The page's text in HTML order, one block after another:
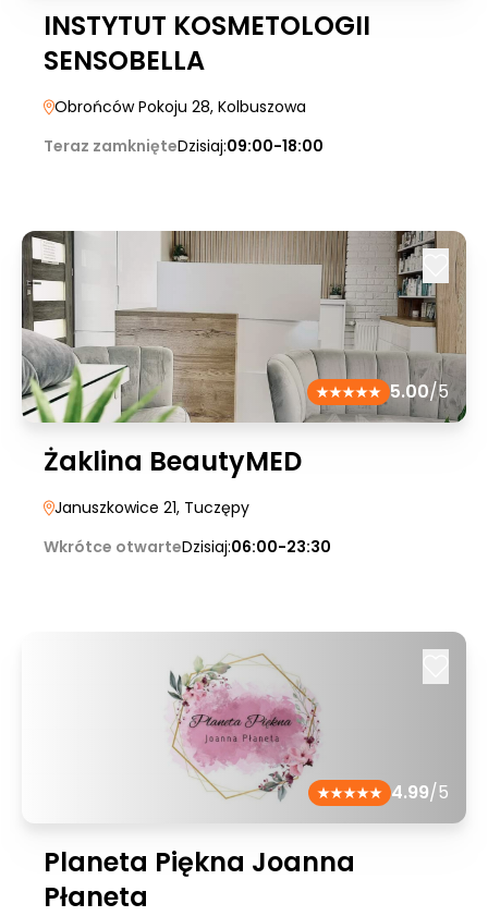
INSTYTUT KOSMETOLOGII
SENSOBELLA
Obrońców Pokoju 28, Kolbuszowa
Teraz zamknięteDzisiaj:09:00-18:00
5.00/5
Żaklina BeautyMED
Januszkowice 21, Tuczępy
Wkrótce otwarteDzisiaj:06:00-23:30
4.99/5
Planeta Piękna Joanna
Płaneta